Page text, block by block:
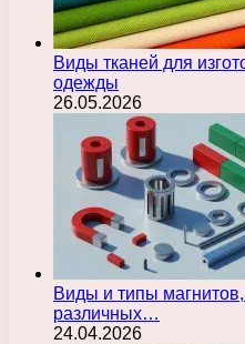
Виды тканей для
одежды
26.05.2026
Виды и типы
различных…
24.04.2026